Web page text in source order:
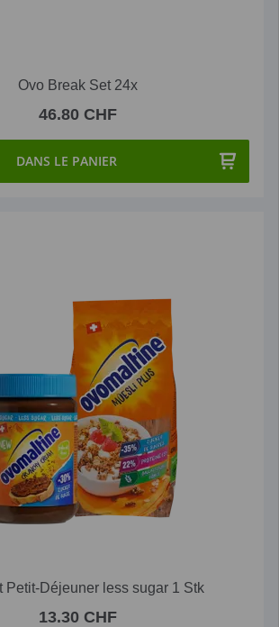
Ovo Break Set 24x
46.80 CHF
DANS LE PANIER
Petit-Déjeuner less sugar 1 Stk
13.30 CHF